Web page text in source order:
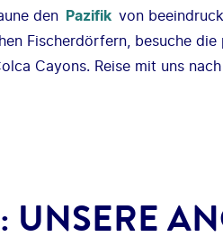
den Pazifik von
Fischerdörfern, besuche die
Cayons. Reise mit uns
UNSERE